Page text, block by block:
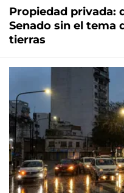
Propiedad privada:
Senado sin el tema
tierras